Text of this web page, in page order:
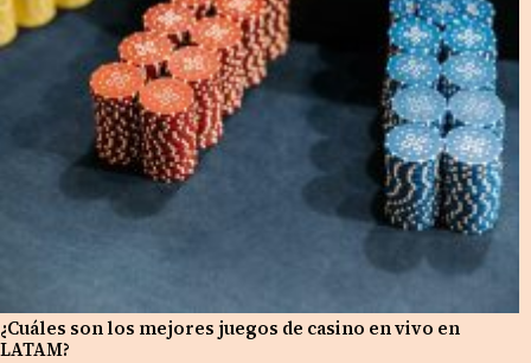
¿Cuáles son los mejores juegos de casino en vivo en
LATAM?